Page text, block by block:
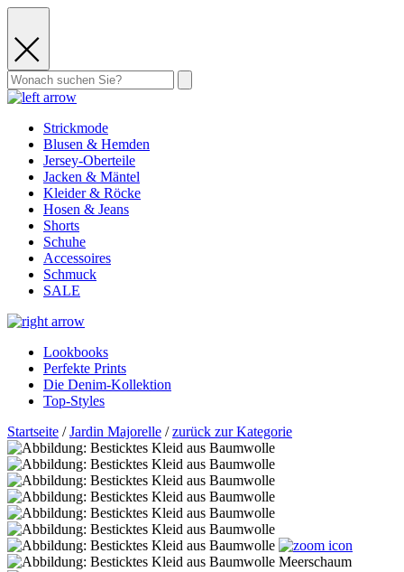
Strickmode
Blusen & Hemden
Jersey-Oberteile
Jacken & Mäntel
Kleider & Röcke
Hosen & Jeans
Shorts
Schuhe
Accessoires
Schmuck
SALE
Lookbooks
Perfekte Prints
Die Denim-Kollektion
Top-Styles
Startseite /Jardin Majorelle /zurück zur Kategorie